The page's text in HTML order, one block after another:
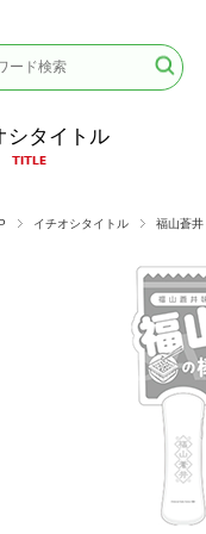
シタイトル
TITLE
イチオシタイトル 福山蒼井